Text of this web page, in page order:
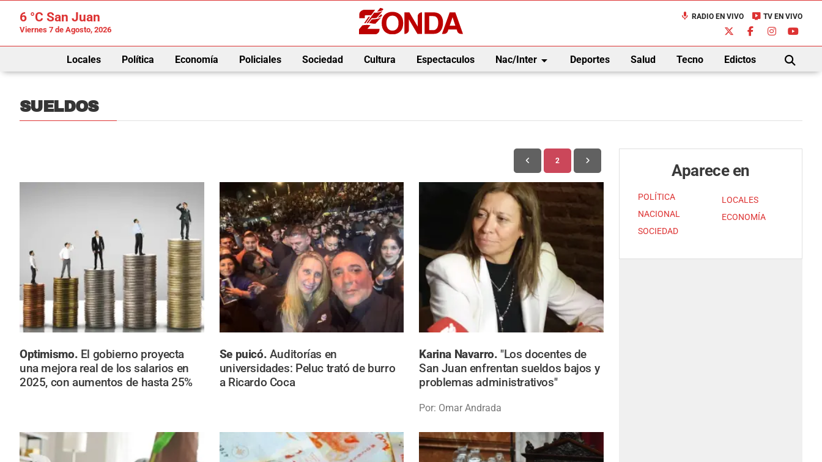
6 °C San Juan
Viernes 7 de Agosto, 2026
mic RADIO EN VIVO live_tv TV EN VIVO
Locales Política Economía Policiales Sociedad Cultura Espectaculos Nac/Interarrow_drop_down Deportes Salud Tecno Edictos
BUSCAR
SUELDOS
2
Optimismo. El gobierno proyecta
una mejora real de los salarios en
2025, con aumentos de hasta 25%
Se puicó. Auditorías en
universidades: Peluc trató de burro
a Ricardo Coca
Karina Navarro. "Los docentes de
San Juan enfrentan sueldos bajos y
problemas administrativos"
Por: Omar Andrada
Aparece en
POLÍTICA
NACIONAL
SOCIEDAD
LOCALES
ECONOMÍA